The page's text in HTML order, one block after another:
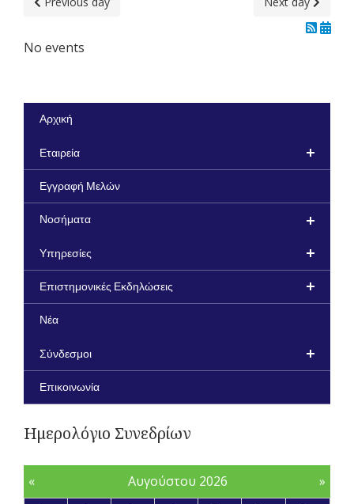
No events
Αρχική
Εταιρεία
Εγγραφή Μελών
Νοσήματα
Υπηρεσίες
Επιστημονικές Εκδηλώσεις
Νέα
Σύνδεσμοι
Επικοινωνία
Ημερολόγιο Συνεδρίων
« Αυγούστου 2026 »